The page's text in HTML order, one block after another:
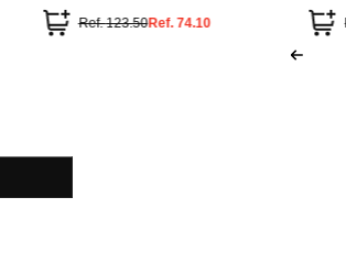
Ref.123.50Ref.74.10